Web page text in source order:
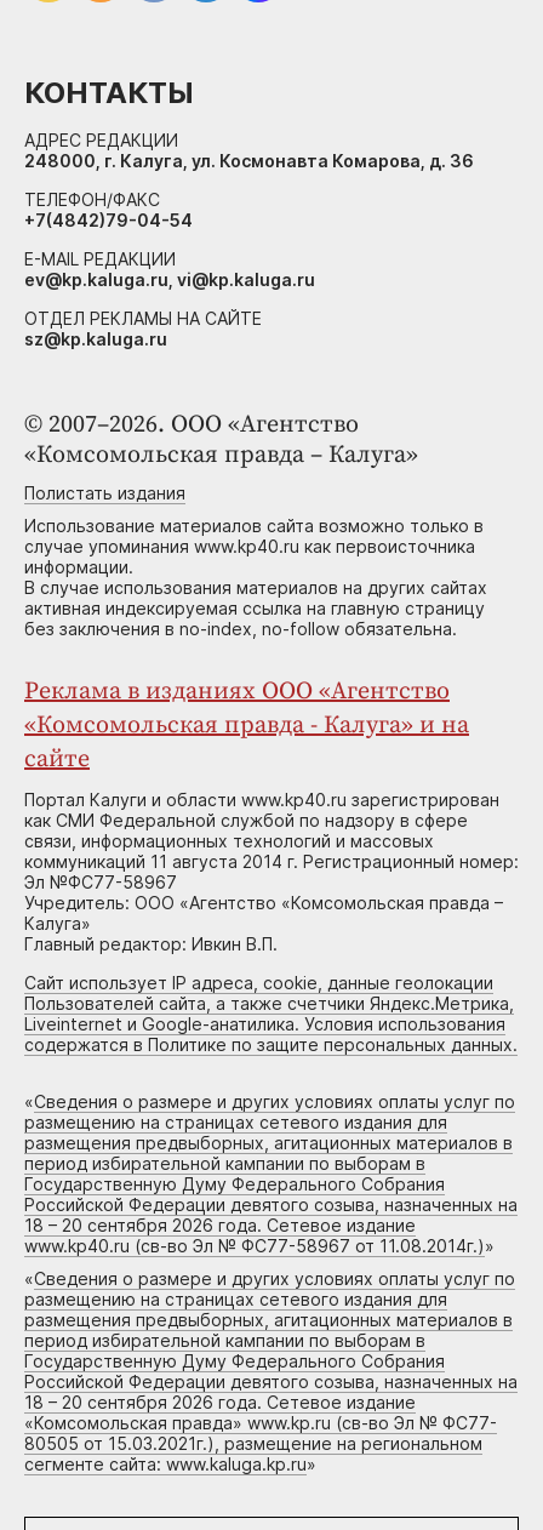
© 2007–2026. ООО «Агентство
«Комсомольская правда – Калуга»
Полистать издания
Использование материалов сайта возможно только в
случае упоминания www.kp40.ru как первоисточника
информации.
В случае использования материалов на других сайтах
активная индексируемая ссылка на главную страницу
без заключения в no-index, no-follow обязательна.
Реклама в изданиях ООО «Агентство
«Комсомольская правда - Калуга» и на
сайте
Портал Калуги и области www.kp40.ru зарегистрирован
как СМИ Федеральной службой по надзору в сфере
связи, информационных технологий и массовых
коммуникаций 11 августа 2014 г. Регистрационный номер:
Эл №ФС77-58967
Учредитель: ООО «Агентство «Комсомольская правда –
Калуга»
Главный редактор: Ивкин В.П.
Сайт использует IP адреса, cookie, данные геолокации
Пользователей сайта, а также счетчики Яндекс.Метрика,
Liveinternet и Google-анатилика. Условия использования
содержатся в Политике по защите персональных данных.
«Сведения о размере и других условиях оплаты услуг по
размещению на страницах сетевого издания для
размещения предвыборных, агитационных материалов в
период избирательной кампании по выборам в
Государственную Думу Федерального Собрания
Российской Федерации девятого созыва, назначенных на
18 – 20 сентября 2026 года. Сетевое издание
www.kp40.ru (св-во Эл № ФС77-58967 от 11.08.2014г.)»
«Сведения о размере и других условиях оплаты услуг по
размещению на страницах сетевого издания для
размещения предвыборных, агитационных материалов в
период избирательной кампании по выборам в
Государственную Думу Федерального Собрания
Российской Федерации девятого созыва, назначенных на
18 – 20 сентября 2026 года. Сетевое издание
«Комсомольская правда» www.kp.ru (св-во Эл № ФС77-
80505 от 15.03.2021г.), размещение на региональном
сегменте сайта: www.kaluga.kp.ru»
КОНТАКТЫ
АДРЕС РЕДАКЦИИ
248000, г. Калуга, ул. Космонавта Комарова, д. 36
ТЕЛЕФОН/ФАКС
+7(4842)79-04-54
E-MAIL РЕДАКЦИИ
ev@kp.kaluga.ru, vi@kp.kaluga.ru
ОТДЕЛ РЕКЛАМЫ НА САЙТЕ
sz@kp.kaluga.ru